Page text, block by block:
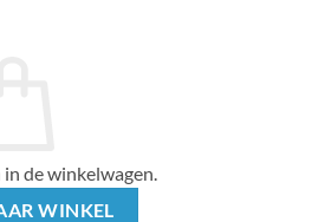
de winkelwagen.
WINKEL